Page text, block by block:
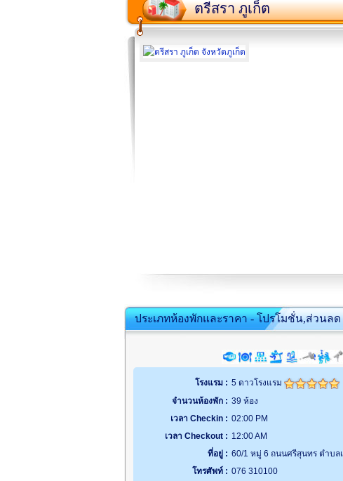
ตรีสรา ภูเก็ต
ประเภทห้องพักและราคา - โปรโมชั่น,ส่วนล
โรงแรม : 5 ดาวโรงแรม
จำนวนห้องพัก : 39 ห้อง
เวลา Checkin : 02:00 PM
เวลา Checkout : 12:00 AM
ที่อยู่ : 60/1 หมู่ 6 ถนนศรีสุนทร ตำบล
โทรศัพท์ : 076 310100